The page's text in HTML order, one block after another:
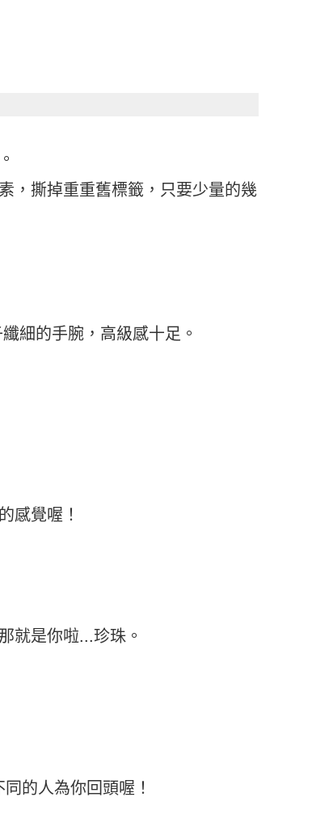
，撕掉重重舊標籤，只要少量的幾
細的手腕，高級感十足。
感覺喔！
就是你啦...珍珠。
的人為你回頭喔！